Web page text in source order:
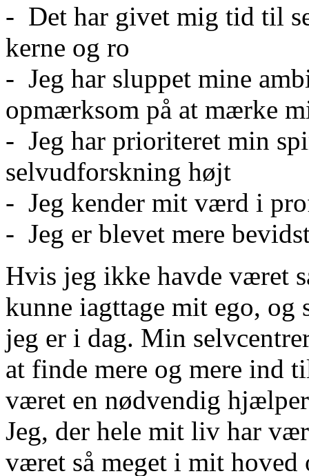
- Det har givet mig tid til
kerne og ro
- Jeg har sluppet mine
opmærksom på at mærke
- Jeg har prioriteret min
selvudforskning højt
- Jeg kender mit værd i
- Jeg er blevet mere
Hvis jeg ikke havde været
kunne iagttage mit ego,
jeg er i dag. Min
at finde mere og mere ind
været en nødvendig
Jeg, der hele mit liv har
været så meget i mit